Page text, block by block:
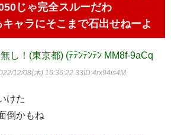
じゃ完全スルーだわ
ャラにそこまで石出せねーよ
し！(東京都) (ﾃﾃﾝﾃﾝﾃﾝ MM8f-9aCq
12/08(木) 16:36:22.33ID:4rx94is4M
けた
倒かもね